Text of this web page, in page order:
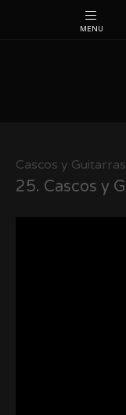
Cascos y Guitarras
25. Cascos y